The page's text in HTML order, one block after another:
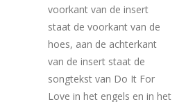
voorkant van de insert
staat de voorkant van de
hoes, aan de achterkant
van de insert staat de
songtekst van Do It For
Love in het engels en in het